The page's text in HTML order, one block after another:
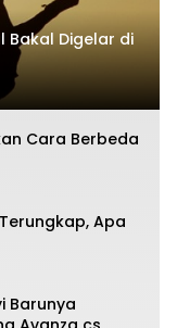
Bakal Digelar di
Cara Berbeda
Apa
Barunya